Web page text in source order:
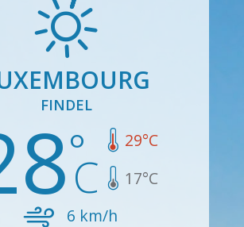
FINDEL
29°C
17°C
6 km/h